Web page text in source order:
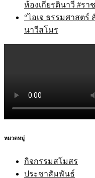
ห้องเกียรตินาวี #รา
“ไอเจ ธรรมศาสต
นาวีสโมร
หมวดหมู่
กิจกรรมสโมสร
ประชาสัมพันธ์